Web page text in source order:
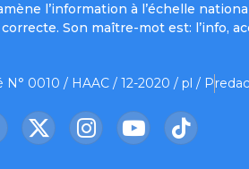
l’information à l’échelle
Son maître-mot est: l’info,
N° 0010 / HAAC / 12-2020 / pl / P
X
InstagramYouTubeTikTok